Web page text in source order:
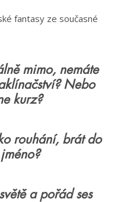
fantasy ze současné
mimo, nemáte
Nebo
kurz?
rouhání, brát do
a pořád ses